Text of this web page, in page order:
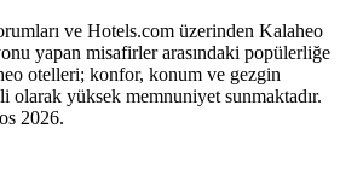
ve Hotels.com üzerinden Kalaheo
yapan misafirler arasındaki popülerliğe
otelleri; konfor, konum ve gezgin
olarak yüksek memnuniyet sunmaktadır.
2026.